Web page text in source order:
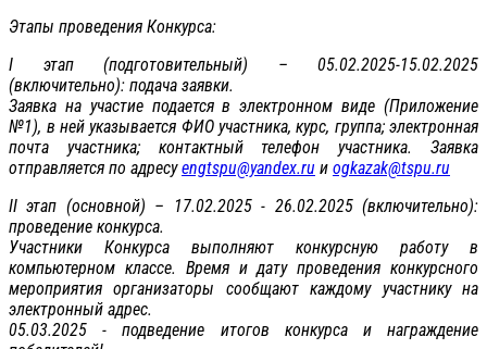
Этапы проведения Конкурса:
I этап (подготовительный) – 05.02.2025-15.02.2025
(включительно): подача заявки.
Заявка на участие подается в электронном виде (Приложение
№1), в ней указывается ФИО участника, курс, группа; электронная
почта участника; контактный телефон участника. Заявка
отправляется по адресуengtspu@yandex.ru и ogkazak@tspu.ru
II этап (основной) – 17.02.2025 - 26.02.2025 (включительно):
проведение конкурса.
Участники Конкурса выполняют конкурсную работу в
компьютерном классе. Время и дату проведения конкурсного
мероприятия организаторы сообщают каждому участнику на
электронный адрес.
05.03.2025 - подведение итогов конкурса и награждение